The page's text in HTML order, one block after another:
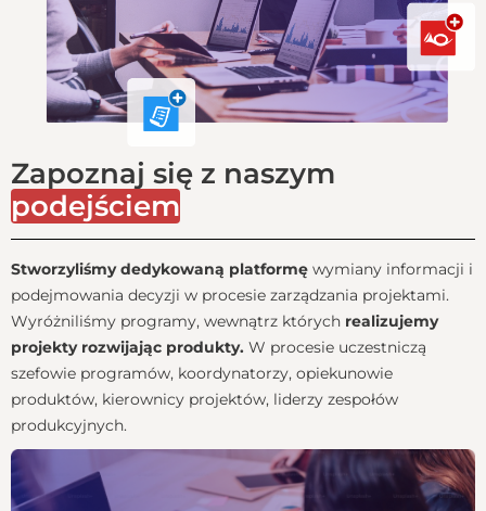
Zapoznaj się z naszym
podejściem
Stworzyliśmy dedykowaną platformę wymiany informacji i
podejmowania decyzji w procesie zarządzania projektami.
Wyróżniliśmy programy, wewnątrz których realizujemy
projekty rozwijając produkty. W procesie uczestniczą
szefowie programów, koordynatorzy, opiekunowie
produktów, kierownicy projektów, liderzy zespołów
produkcyjnych.